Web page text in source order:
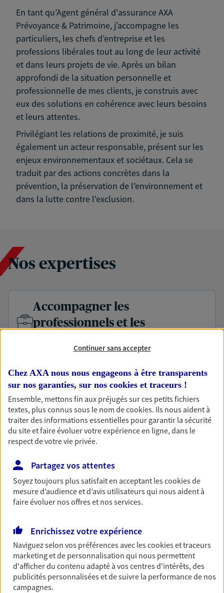
En tant qu’Agent général d'assurance AXA
Prévoyance & Patrimoine, j’accompagne les
particuliers, les chefs d’entreprise et les
professions libérales tout au long de leur activité
et dans leurs projets de vie. Après un bilan
approfondi de la situation personnelle et
professionnelle de mes clients, je construis avec
eux des solutions en cohérence avec leurs besoins
et leurs attentes.
Privilégiant les relations de proximité, je suis
également un acteur responsable, présent sur les
enjeux environnementaux et sociétaux. Cela se
traduit par des actions concrètes dans la
prévention, la préservation de l'environnement et
dans la lutte contre l'exclusion.
Nos expertises
Accompagner les
professionnels et les
Comme vous, nous sommes des indépendants. Nous
protéger votre activité, vos collaborateurs... mais aussi
vous-même et votre famille.
Accompagner vos projets de
vie
Autant de moments de vie qui nécessitent des solutions
d'assurance et d'épargne. Recevez un conseil d'expert
cohérent avec vos besoins
épargne
De nombreuses solutions s'offrent à vous pour faire
fructifier votre épargne. Laquelle correspond à vos
objectifs ? Rien ne remplace les conseils d'un expert :
Assurance vie, PER, Livret… Faisons le point ensemble !
Continuer sans accepter
Chez AXA nous nous engageons à être transparents
sur nos garanties, sur nos cookies et traceurs !
Ensemble, mettons fin aux préjugés sur ces petits fichiers
textes, plus connus sous le nom decookies. Ils nous aident à
traiter des informations essentielles pour garantir la sécurité
du site et faire évoluer votre expérience en ligne, dans le
respect de votre vie privée.
Partagez vos attentes
Soyez toujours plus satisfait en acceptant lescookiesde
mesure d’audience et d’avis utilisateurs qui nous aident à
faire évoluer nos offres et nos services.
Enrichissez votre expérience
Naviguez selon vos préférences avec lescookies et traceurs
marketing et de personnalisation qui nous permettent
d'afficher du contenu adapté à vos centres d'intérêts, des
publicités personnalisées et de suivre la performance de nos
campagnes.